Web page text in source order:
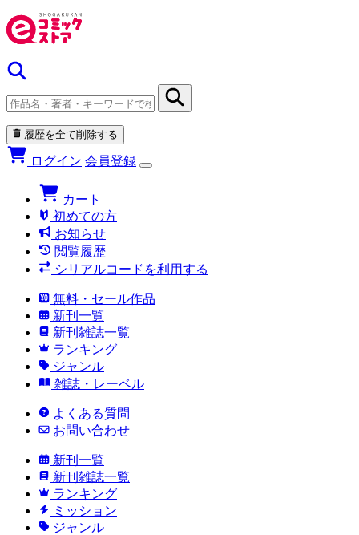
履歴を全て削除する
ログイン 会員登録
カート
初めての方
お知らせ
閲覧履歴
シリアルコードを利用する
無料・セール作品
新刊一覧
新刊雑誌一覧
ランキング
ジャンル
雑誌・レーベル
よくある質問
お問い合わせ
新刊一覧
新刊雑誌一覧
ランキング
ミッション
ジャンル